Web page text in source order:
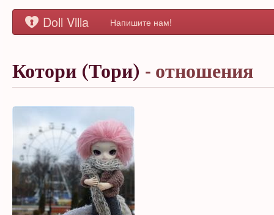
Doll Villa Напишите нам!
Котори (Тори) - отношения